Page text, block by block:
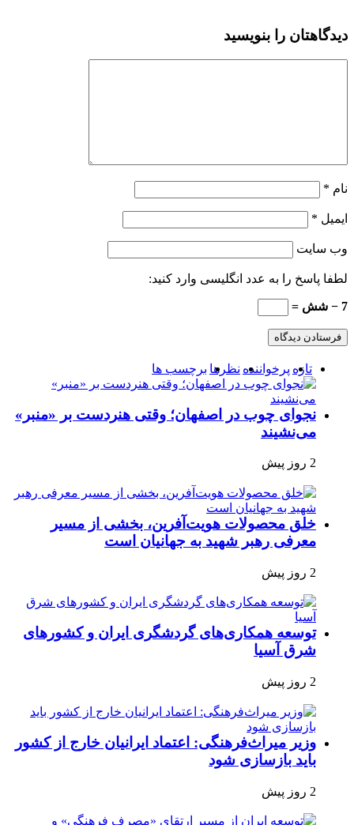
دیدگاهتان را بنویسید
نام *
ایمیل *
وب‌ سایت
لطفا پاسخ را به عدد انگلیسی وارد کنید:
7 − شش =
تازه پرخواننده نظرها برچسب ها
نجوای چوب در اصفهان؛ وقتی هنردست بر «منبر»
می‌نشیند
2 روز پیش
خلق محصولات هویت‌آفرین، بخشی از مسیر
معرفی رهبر شهید به جهانیان است
2 روز پیش
توسعه همکاری‌های گردشگری ایران و کشورهای
شرق آسیا
2 روز پیش
وزیر میراث‌فرهنگی: اعتماد ایرانیان خارج از کشور
باید بازسازی شود
2 روز پیش